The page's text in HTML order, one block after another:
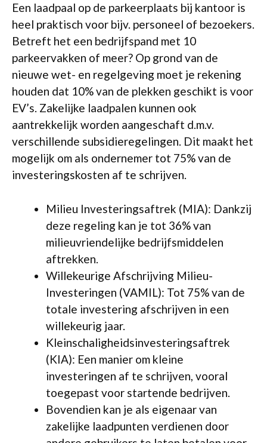
Een laadpaal op de parkeerplaats bij kantoor is
heel praktisch voor bijv. personeel of bezoekers.
Betreft het een bedrijfspand met 10
parkeervakken of meer? Op grond van de
nieuwe wet- en regelgeving moet je rekening
houden dat 10% van de plekken geschikt is voor
EV’s. Zakelijke laadpalen kunnen ook
aantrekkelijk worden aangeschaft d.m.v.
verschillende subsidieregelingen. Dit maakt het
mogelijk om als ondernemer tot 75% van de
investeringskosten af te schrijven.
Milieu Investeringsaftrek (MIA): Dankzij
deze regeling kan je tot 36% van
milieuvriendelijke bedrijfsmiddelen
aftrekken.
Willekeurige Afschrijving Milieu-
Investeringen (VAMIL): Tot 75% van de
totale investering afschrijven in een
willekeurig jaar.
Kleinschaligheidsinvesteringsaftrek
(KIA): Een manier om kleine
investeringen af te schrijven, vooral
toegepast voor startende bedrijven.
Bovendien kan je als eigenaar van
zakelijke laadpunten verdienen door